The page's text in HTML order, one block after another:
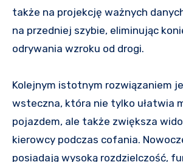
także na projekcję ważnych
na przedniej szybie, eliminując
odrywania wzroku od drogi.
Kolejnym istotnym rozwiązaniem
wsteczna, która nie tylko ułatwia
pojazdem, ale także zwiększa
kierowcy podczas cofania.
posiadają wysoką rozdzielczość,